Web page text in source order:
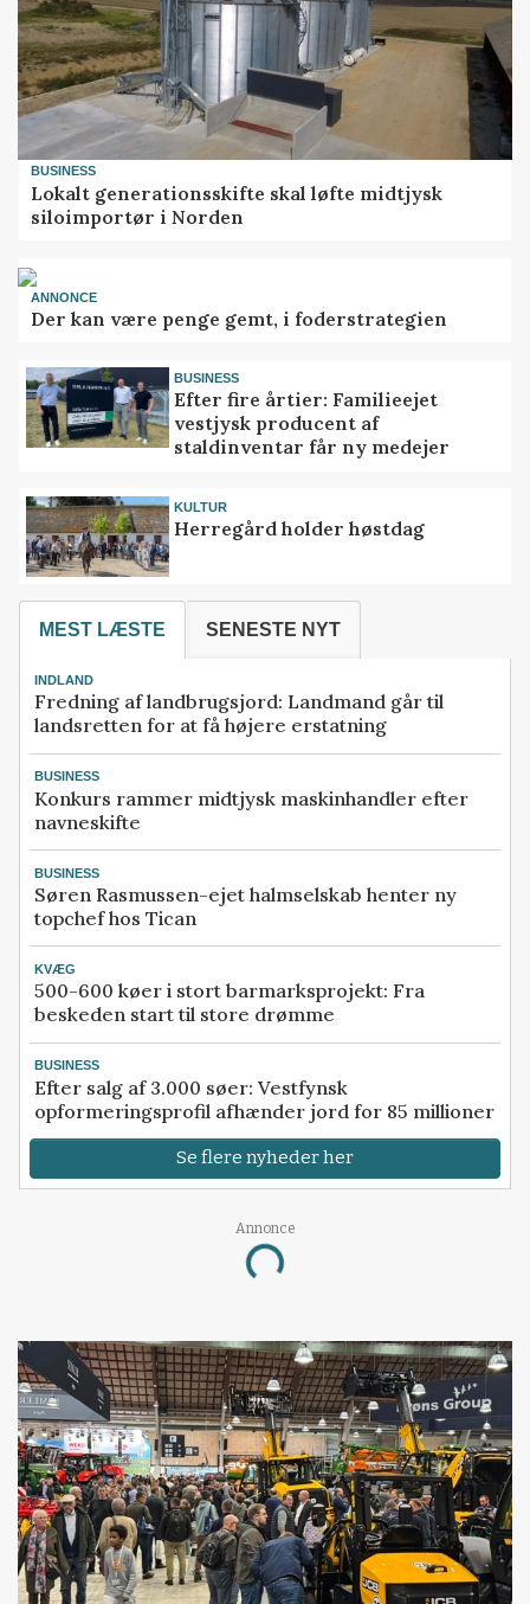
BUSINESS
Lokalt generationsskifte skal løfte midtjysk
siloimportør i Norden
ANNONCE
Der kan være penge gemt, i foderstrategien
BUSINESS
Efter fire årtier: Familieejet
vestjysk producent af
staldinventar får ny medejer
KULTUR
Herregård holder høstdag
MEST LÆSTE SENESTE NYT
INDLAND
Fredning af landbrugsjord: Landmand går til
landsretten for at få højere erstatning
BUSINESS
Konkurs rammer midtjysk maskinhandler efter
navneskifte
BUSINESS
Søren Rasmussen-ejet halmselskab henter ny
topchef hos Tican
KVÆG
500-600 køer i stort barmarksprojekt: Fra
beskeden start til store drømme
BUSINESS
Efter salg af 3.000 søer: Vestfynsk
opformeringsprofil afhænder jord for 85 millioner
Se flere nyheder her
Annonce
Loading...